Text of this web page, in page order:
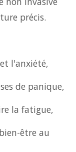
précis.
l'anxiété,
de panique,
la fatigue,
être au